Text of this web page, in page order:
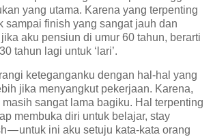
yang utama. Karena yang terpenting
sampai finish yang sangat jauh dan
aku pensiun di umur 60 tahun, berarti
tahun lagi untuk ‘lari’.
keteganganku dengan hal-hal yang
jika menyangkut pekerjaan. Karena,
sangat lama bagiku. Hal terpenting
membuka diri untuk belajar, stay
— untuk ini aku setuju kata-kata orang